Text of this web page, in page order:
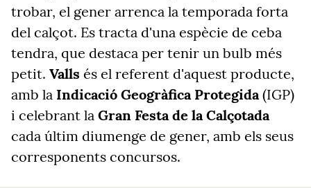
trobar, el gener arrenca la temporada forta
del calçot. Es tracta d'una espècie de ceba
tendra, que destaca per tenir un bulb més
petit. Valls és el referent d'aquest producte,
amb la Indicació Geogràfica Protegida(IGP)
i celebrant la Gran Festa de la Calçotada
cada últim diumenge de gener, amb els seus
corresponents concursos.